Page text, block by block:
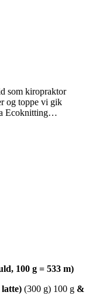
som kiropraktor
og toppe vi gik
Ecoknitting…
100 g = 533 m)
(300 g) 100 g &